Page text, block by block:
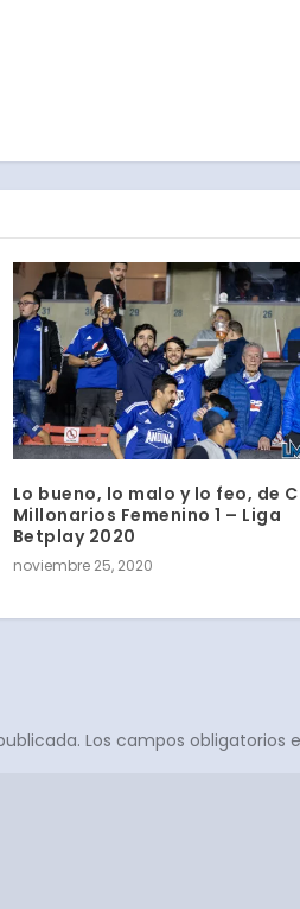
Lo bueno, lo malo y lo feo, de
Millonarios Femenino 1 – Liga
Betplay 2020
noviembre 25, 2020
Los campos obligatorios